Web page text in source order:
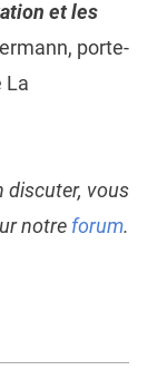
et les
porte-
La
discuter, vous
notre forum.